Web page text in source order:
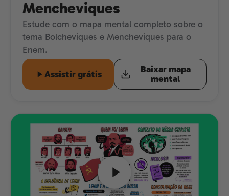
Mencheviques
Estude com o mapa mental completo sobre o
tema Bolcheviques e Mencheviques para o
Enem.
Assistir grátis
Baixar mapa
mental